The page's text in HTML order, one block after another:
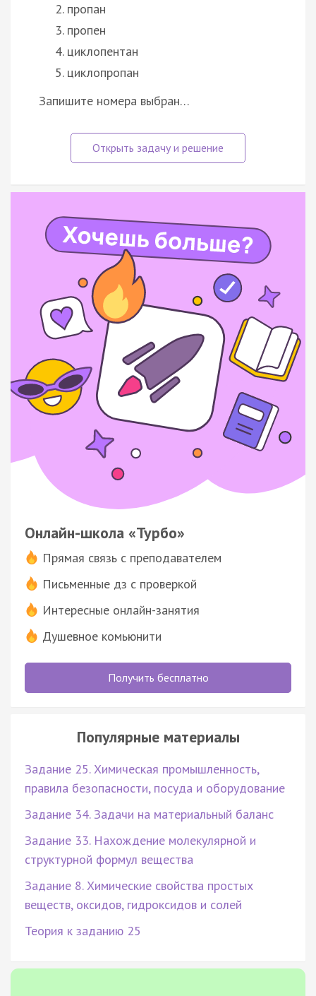
пропан
пропен
циклопентан
циклопропан
Запишите номера выбран…
Онлайн-школа «Турбо»
Прямая связь с преподавателем
Письменные дз с проверкой
Интересные онлайн-занятия
Душевное комьюнити
Получить бесплатно
Популярные материалы
Задание 25. Химическая промышленность,
правила безопасности, посуда и оборудование
Задание 34. Задачи на материальный баланс
Задание 33. Нахождение молекулярной и
структурной формул вещества
Задание 8. Химические свойства простых
веществ, оксидов, гидроксидов и солей
Теория к заданию 25